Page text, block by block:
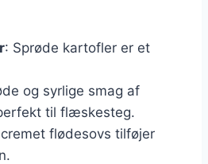
: Sprøde kartofler er et
og syrlige smag af
til flæskesteg.
cremet flødesovs tilføjer